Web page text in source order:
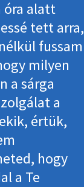
óra alatt
tett arra,
fussam
milyen
a sárga
a
értük,
hogy
a Te